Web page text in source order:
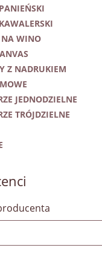
NA WINO
Z NADRUKIEM
JEDNODZIELNE
TRÓJDZIELNE